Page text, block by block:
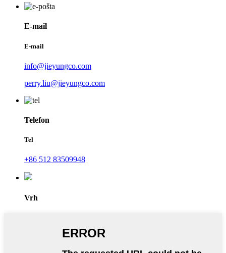
E-mail
E-mail
info@jieyungco.com
perry.liu@jieyungco.com
Telefon
Tel
+86 512 83509948
Vrh